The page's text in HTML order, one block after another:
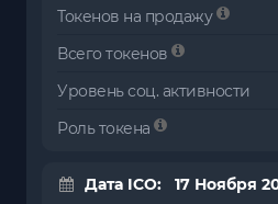
Токенов на продажу
Всего токенов
Уровень соц. активности
Роль токена
Дата ICO: 17 Ноября